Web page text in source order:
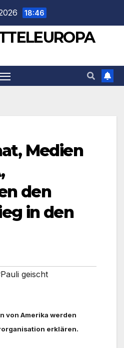
18:46
Medien
den
in den
geischt
von Amerika werden
erklären.